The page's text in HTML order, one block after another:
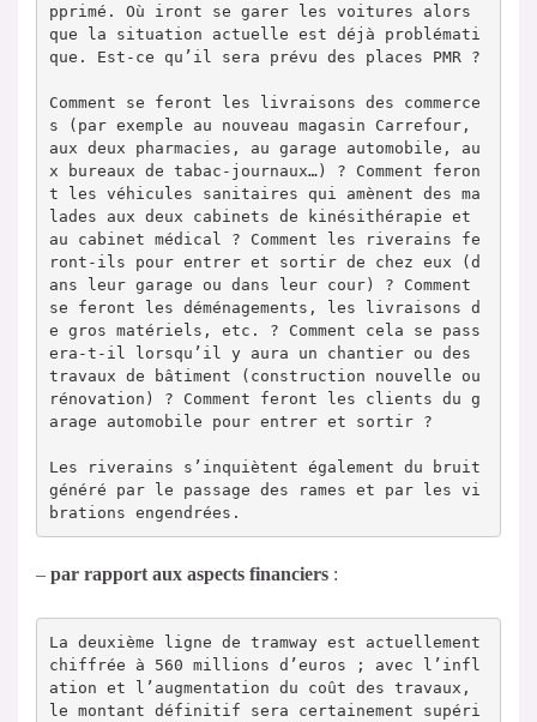
pprimé. Où iront se garer les voitures alors
que la situation actuelle est déjà problémati
que. Est-ce qu’il sera prévu des places PMR ?
Comment se feront les livraisons des commerce
s (par exemple au nouveau magasin Carrefour,
aux deux pharmacies, au garage automobile, au
x bureaux de tabac-journaux…) ? Comment feron
t les véhicules sanitaires qui amènent des ma
lades aux deux cabinets de kinésithérapie et
au cabinet médical ? Comment les riverains fe
ront-ils pour entrer et sortir de chez eux (d
ans leur garage ou dans leur cour) ? Comment
se feront les déménagements, les livraisons d
e gros matériels, etc. ? Comment cela se pass
era-t-il lorsqu’il y aura un chantier ou des
travaux de bâtiment (construction nouvelle ou
rénovation) ? Comment feront les clients du g
arage automobile pour entrer et sortir ?
Les riverains s’inquiètent également du bruit
généré par le passage des rames et par les vi
brations engendrées.
– par rapport aux aspects financiers :
La deuxième ligne de tramway est actuellement
chiffrée à 560 millions d’euros ; avec l’infl
ation et l’augmentation du coût des travaux,
le montant définitif sera certainement supéri